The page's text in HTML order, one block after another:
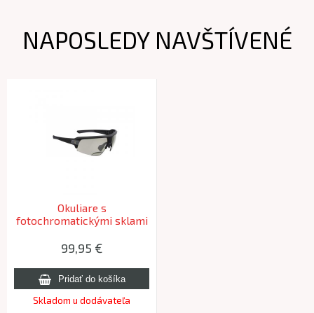
NAPOSLEDY NAVŠTÍVENÉ
Okuliare s
fotochromatickými sklami
čítanie BBB BSG-64PH +1,5
99,95 €
Skladom u dodávateľa